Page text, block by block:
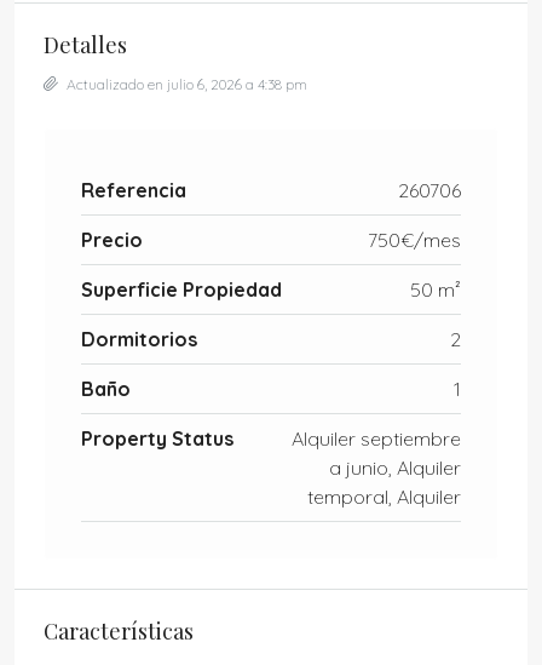
Detalles
Actualizado en julio 6, 2026 a 4:38 pm
Referencia 260706
Precio 750€/mes
Superficie Propiedad 50 m²
Dormitorios 2
Baño 1
Property Status
Alquiler septiembre
a junio, Alquiler
temporal, Alquiler
Características